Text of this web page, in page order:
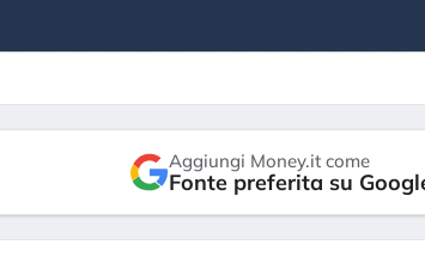
Aggiungi Money.it come
Fonte preferita su
mostrando segni di stanchezza
verso le (…)
Kospi,
30 luglio